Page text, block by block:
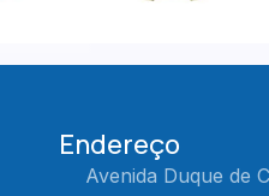
Endereço
Avenida Duque de